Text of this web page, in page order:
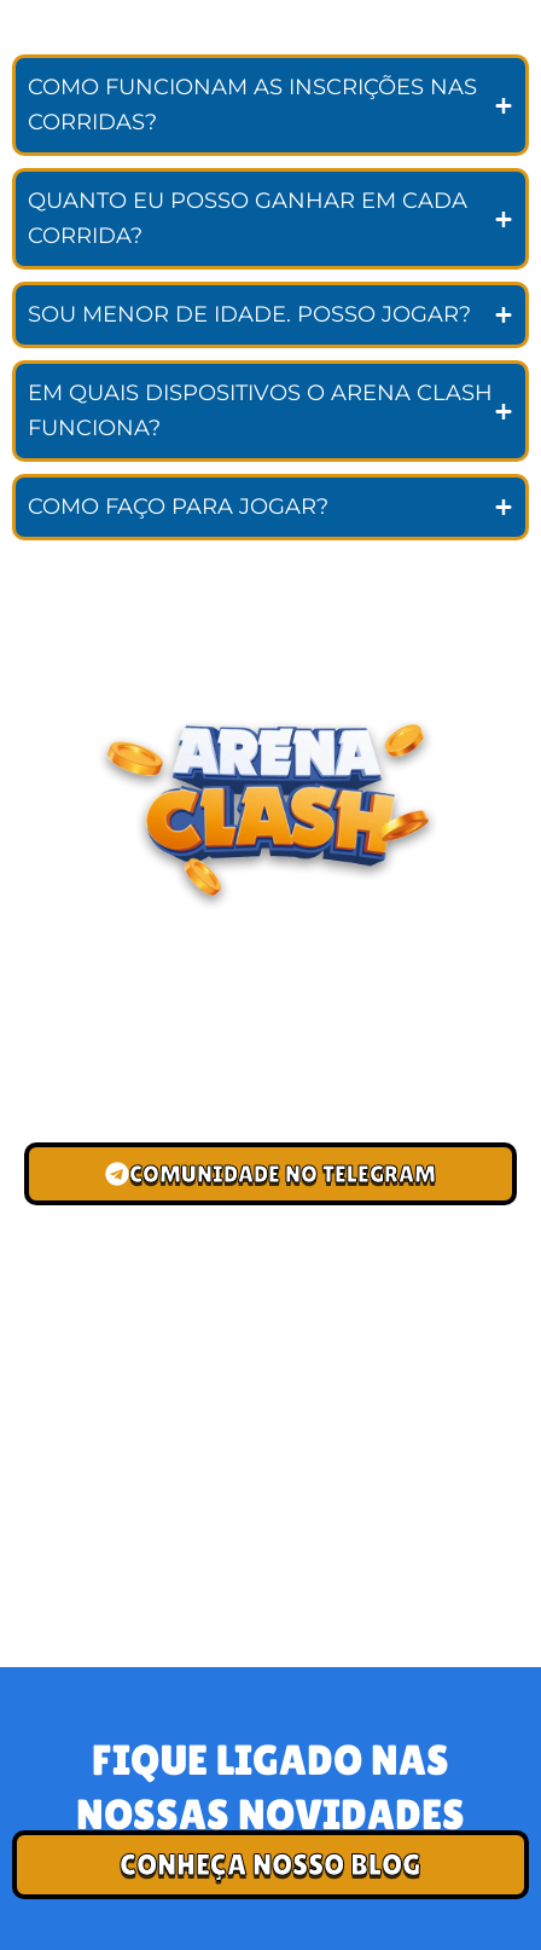
COMO FUNCIONAM AS INSCRIÇÕES NAS
CORRIDAS?
QUANTO EU POSSO GANHAR EM CADA
CORRIDA?
SOU MENOR DE IDADE. POSSO JOGAR?
EM QUAIS DISPOSITIVOS O ARENA CLASH
FUNCIONA?
COMO FAÇO PARA JOGAR?
COMUNIDADE NO TELEGRAM
FIQUE LIGADO NAS
NOSSAS NOVIDADES
CONHEÇA NOSSO BLOG